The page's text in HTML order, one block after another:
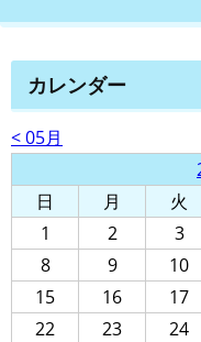
カレンダー
< 05月
日
月 火
1
2 3
8
9 10
15
16 17
22
23 24